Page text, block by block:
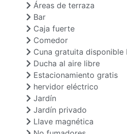
Áreas de terraza
Bar
Caja fuerte
Comedor
Cuna gratuita disponible
Ducha al aire libre
Estacionamiento gratis
hervidor eléctrico
Jardín
Jardín privado
Llave magnética